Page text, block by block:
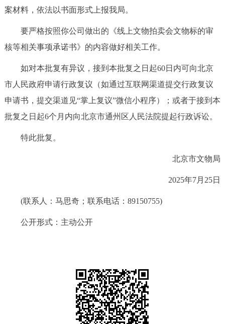
案材料，依法以书面形式上报我局。
要严格按照你公司做出的《线上文物拍卖会文物标的审
核等相关事项承诺书》的内容做好相关工作。
如对本批复有异议，接到本批复之日起60日内可向北京
市人民政府申请行政复议（如通过互联网渠道提交行政复议
申请书，提交渠道见“掌上复议”微信小程序）；或者于接到本
批复之日起6个月内向北京市通州区人民法院提起行政诉讼。
特此批复。
北京市文物局
2025年7月25日
(联系人：马思奇；联系电话：89150755)
公开形式：主动公开